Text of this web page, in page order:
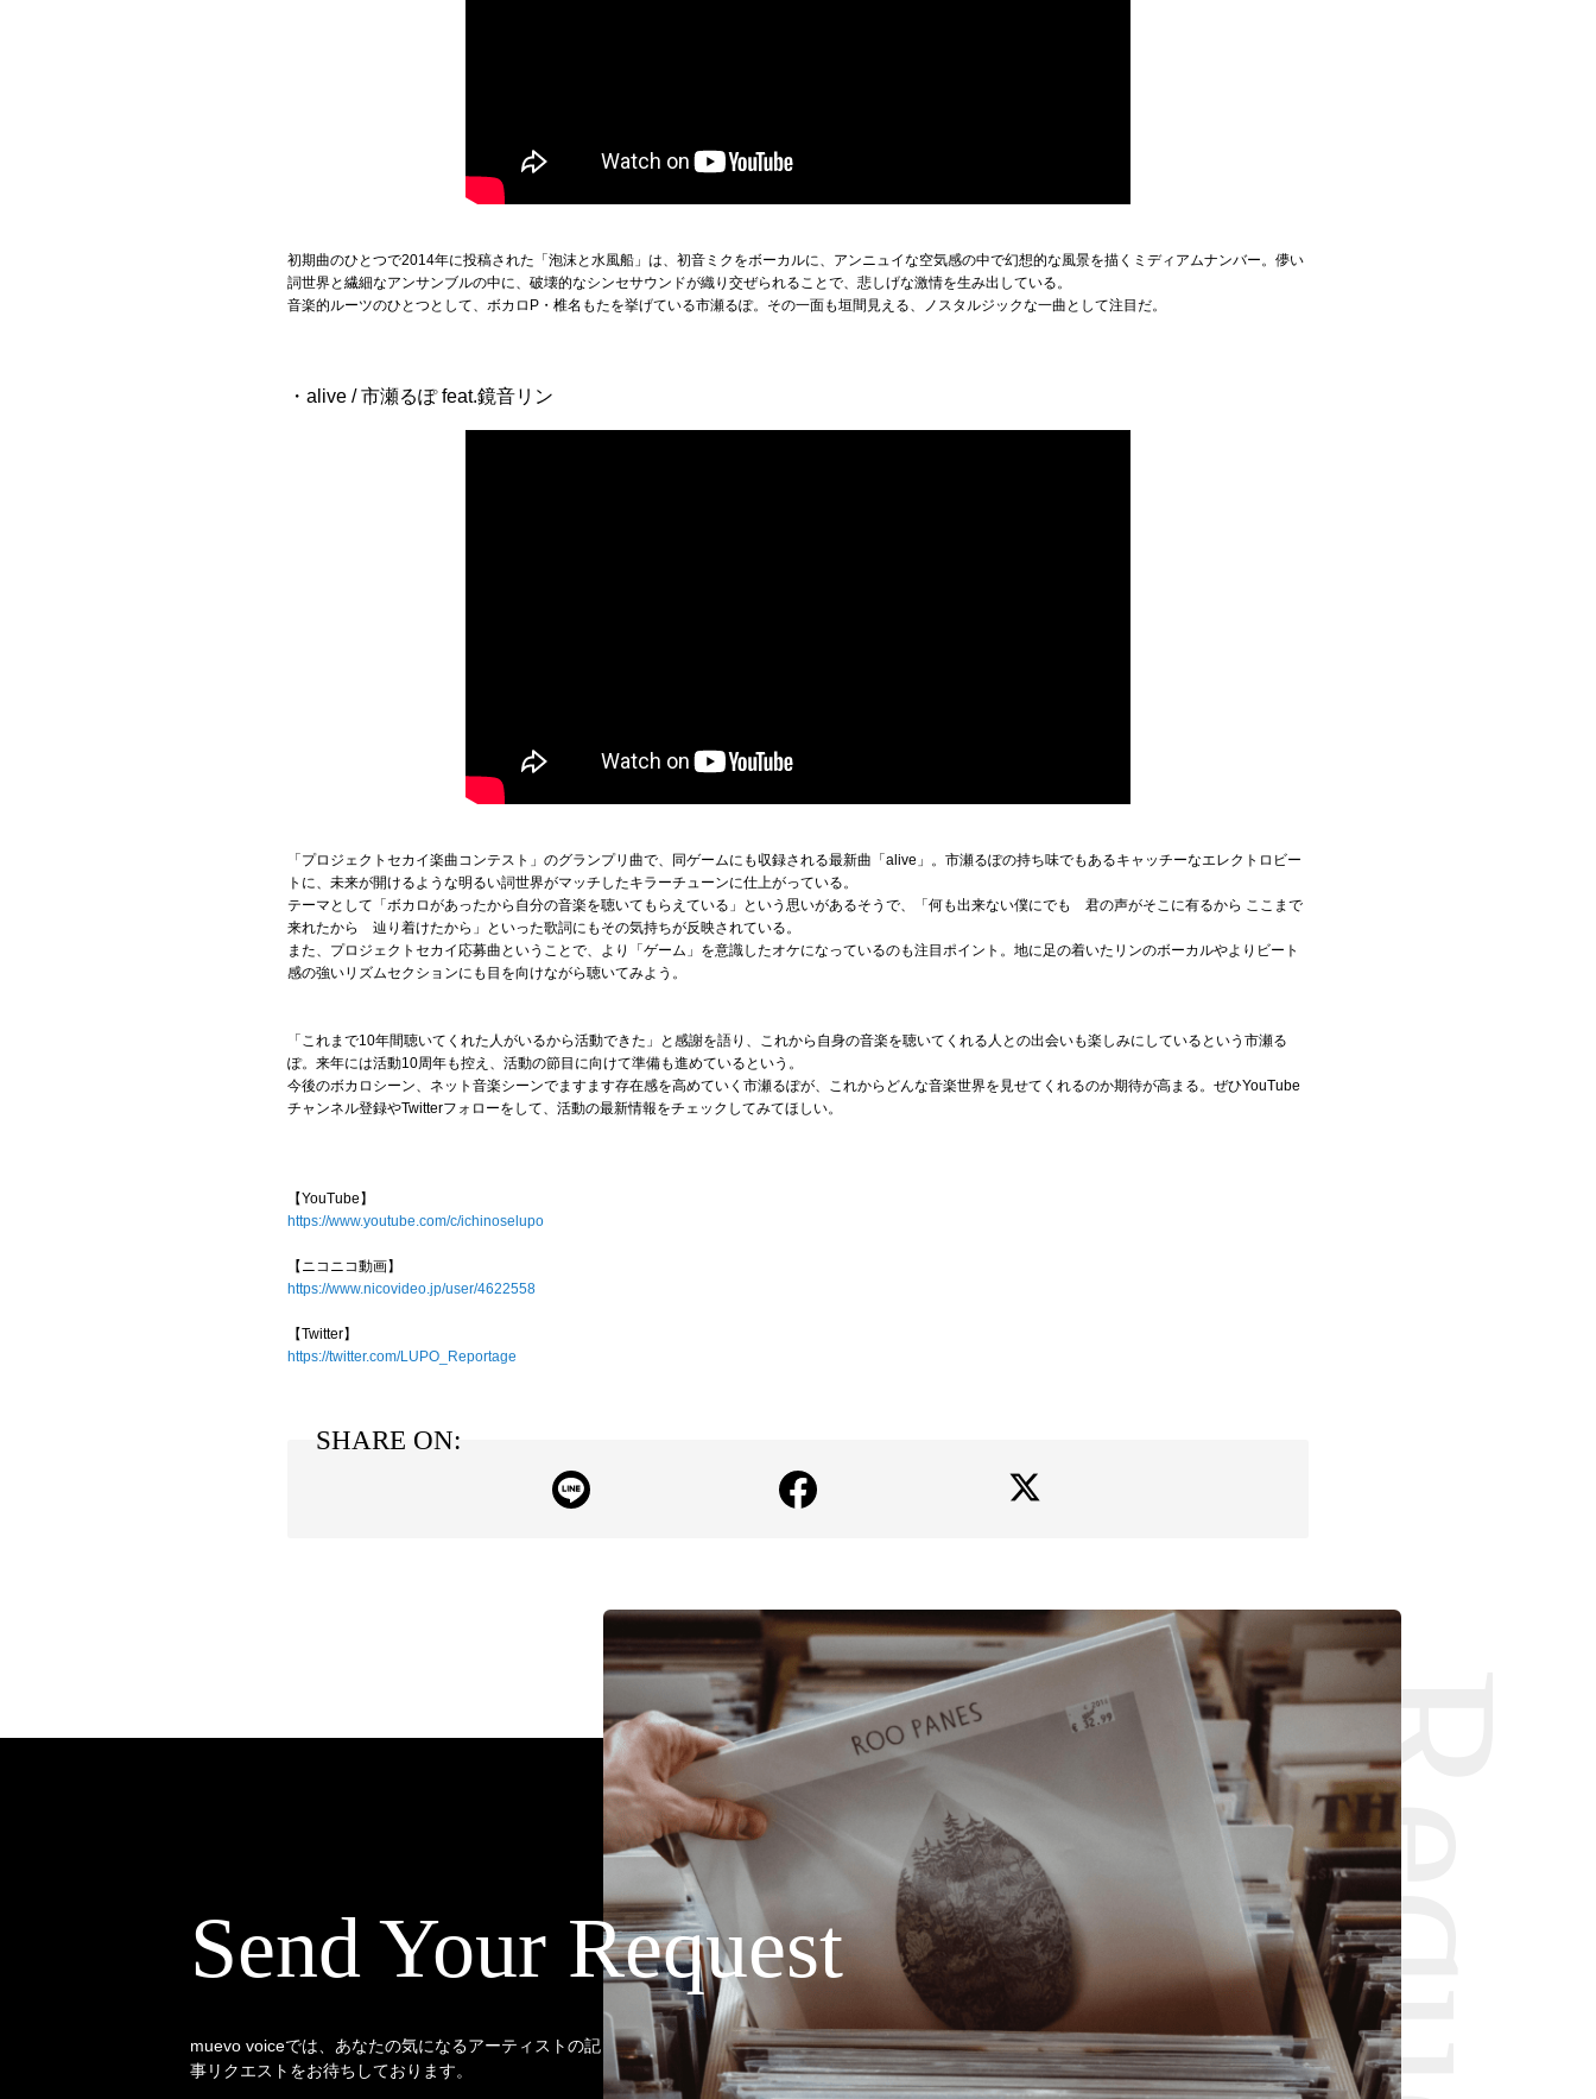
初期曲のひとつで2014年に投稿された「泡沫と水風船」は、初音ミクをボーカルに、アンニュイな空気感の中で幻想的な風景を描くミディアムナンバー。儚い
詞世界と繊細なアンサンブルの中に、破壊的なシンセサウンドが織り交ぜられることで、悲しげな激情を生み出している。
音楽的ルーツのひとつとして、ボカロP・椎名もたを挙げている市瀬るぽ。その一面も垣間見える、ノスタルジックな一曲として注目だ。
・alive / 市瀬るぽ feat.鏡音リン
「プロジェクトセカイ楽曲コンテスト」のグランプリ曲で、同ゲームにも収録される最新曲「alive」。市瀬るぽの持ち味でもあるキャッチーなエレクトロビー
トに、未来が開けるような明るい詞世界がマッチしたキラーチューンに仕上がっている。
テーマとして「ボカロがあったから自分の音楽を聴いてもらえている」という思いがあるそうで、「何も出来ない僕にでも 君の声がそこに有るから ここまで
来れたから 辿り着けたから」といった歌詞にもその気持ちが反映されている。
また、プロジェクトセカイ応募曲ということで、より「ゲーム」を意識したオケになっているのも注目ポイント。地に足の着いたリンのボーカルやよりビート
感の強いリズムセクションにも目を向けながら聴いてみよう。
「これまで10年間聴いてくれた人がいるから活動できた」と感謝を語り、これから自身の音楽を聴いてくれる人との出会いも楽しみにしているという市瀬る
ぽ。来年には活動10周年も控え、活動の節目に向けて準備も進めているという。
今後のボカロシーン、ネット音楽シーンでますます存在感を高めていく市瀬るぽが、これからどんな音楽世界を見せてくれるのか期待が高まる。ぜひYouTube
チャンネル登録やTwitterフォローをして、活動の最新情報をチェックしてみてほしい。
【YouTube】
https://www.youtube.com/c/ichinoselupo
【ニコニコ動画】
https://www.nicovideo.jp/user/4622558
【Twitter】
https://twitter.com/LUPO_Reportage
SHARE ON:
Send Your Request
muevo voiceでは、あなたの気になるアーティストの記
事リクエストをお待ちしております。